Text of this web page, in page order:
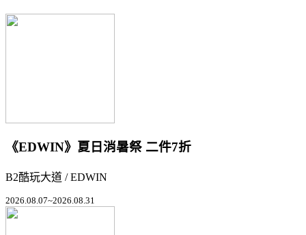
《EDWIN》夏日消暑祭 二件7折
B2酷玩大道 / EDWIN
2026.08.07~2026.08.31